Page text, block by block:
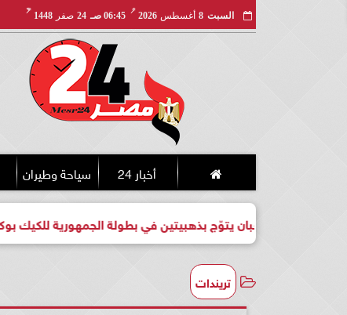
السبت 8 أغسطس 2026
مـ
06:45 صـ 24 صفر 1448
هـ
أخبار 24 سياحة وطيران
شعبان يتوّج بذهبيتين في بطولة الجمهورية للكيك بوكسينج
تريندات